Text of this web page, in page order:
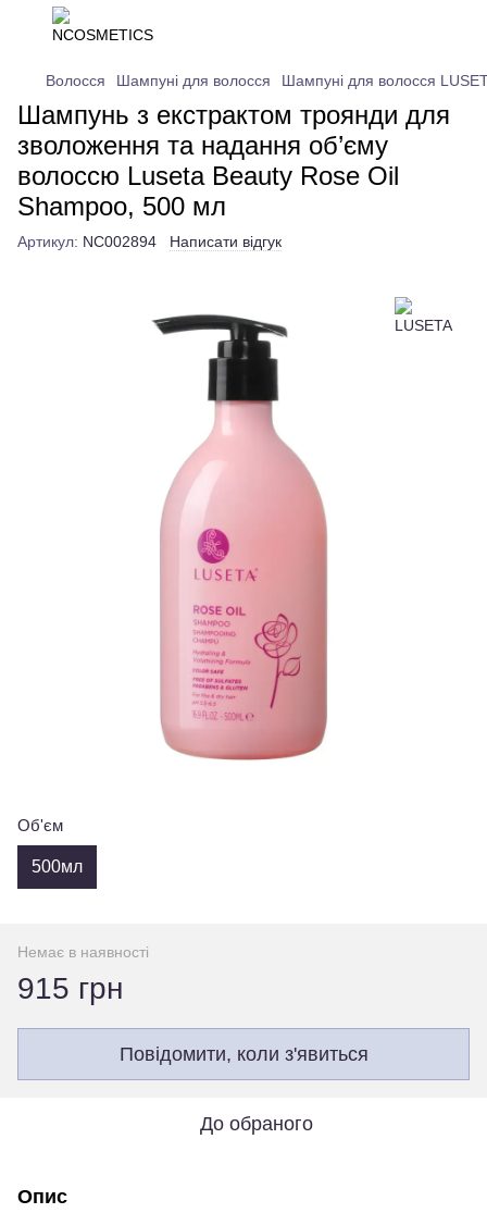
Волосся Шампуні для волосся Шампуні для волосся
Шампунь з екстрактом троянди для
зволоження та надання об’єму
волоссю Luseta Beauty Rose Oil
Shampoo, 500 мл
Артикул: NC002894 Написати відгук
Об'єм
500мл
Немає в наявності
915 грн
Повідомити, коли з'явиться
До обраного
Опис